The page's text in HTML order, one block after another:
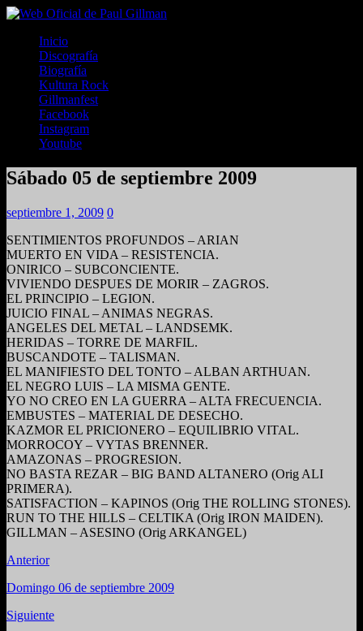
Inicio
Discografía
Biografía
Kultura Rock
Gillmanfest
Facebook
Instagram
Youtube
Sábado 05 de septiembre 2009
septiembre 1, 2009 0
SENTIMIENTOS PROFUNDOS – ARIAN
MUERTO EN VIDA – RESISTENCIA.
ONIRICO – SUBCONCIENTE.
VIVIENDO DESPUES DE MORIR – ZAGROS.
EL PRINCIPIO – LEGION.
JUICIO FINAL – ANIMAS NEGRAS.
ANGELES DEL METAL – LANDSEMK.
HERIDAS – TORRE DE MARFIL.
BUSCANDOTE – TALISMAN.
EL MANIFIESTO DEL TONTO – ALBAN ARTHUAN.
EL NEGRO LUIS – LA MISMA GENTE.
YO NO CREO EN LA GUERRA – ALTA FRECUENCIA.
EMBUSTES – MATERIAL DE DESECHO.
KAZMOR EL PRICIONERO – EQUILIBRIO VITAL.
MORROCOY – VYTAS BRENNER.
AMAZONAS – PROGRESION.
NO BASTA REZAR – BIG BAND ALTANERO (Orig ALI
PRIMERA).
SATISFACTION – KAPINOS (Orig THE ROLLING STONES).
RUN TO THE HILLS – CELTIKA (Orig IRON MAIDEN).
GILLMAN – ASESINO (Orig ARKANGEL)
Anterior
Domingo 06 de septiembre 2009
Siguiente